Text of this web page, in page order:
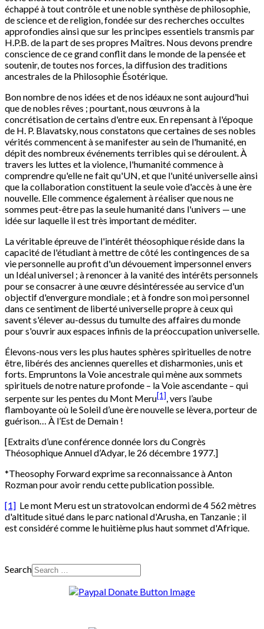
échappé à tout contrôle et une noble synthèse de philosophie,
de science et de religion, fondée sur des recherches occultes
approfondies ainsi que sur les principes essentiels transmis par
H.P.B. de la part de ses propres Maîtres. Nous devons prendre
conscience de ce grand conflit dans le monde de la pensée et
soutenir, de toutes nos forces, la diffusion des traditions
ancestrales de la Philosophie Ésotérique.
Bon nombre de nos idées et de nos idéaux ne sont aujourd'hui
que de nobles rêves ; pourtant, nous œuvrons à la
concrétisation de certains d'entre eux. En repensant à l'époque
de H. P. Blavatsky, nous constatons que certaines de ses nobles
vérités commencent à se manifester au sein de l'humanité, en
dépit des nombreux événements terribles qui se déroulent. À
travers les luttes et la violence, l'humanité commence à
comprendre qu'elle ne fait qu'UN, et que l'unité universelle ainsi
que la collaboration constituent la seule voie d'accès à une ère
nouvelle. Elle commence également à réaliser que nous ne
sommes peut-être pas la seule humanité dans l'univers — une
idée sur laquelle il est très important de méditer.
La véritable épreuve de l'intérêt théosophique réside dans la
capacité de l'étudiant à mettre de côté les contingences de sa
vie personnelle au profit d'un dévouement impersonnel envers
un Idéal universel ; à renoncer à la vanité des intérêts personnels
pour se consacrer à une œuvre désintéressée au service d'un
objectif d'envergure mondiale ; et à fondre son moi personnel
dans ce sentiment de liberté universelle propre à ceux qui
savent s'élever au-dessus du tumulte des affaires du monde
pour s'ouvrir aux espaces infinis de la préoccupation universelle.
Élevons-nous vers les plus hautes sphères spirituelles de notre
être, libérés des anciennes querelles et disharmonies, unis et
forts. Empruntons la Voie ancestrale qui mène aux sommets
spirituels de notre nature profonde – la Voie ascendante – qui
serpente sur les pentes du Mont Meru[1], vers l’aube
flamboyante où le Soleil d’une ère nouvelle se lèvera, porteur de
guérison… À l’Est de Demain !
[Extraits d’une conférence donnée lors du Congrès
Théosophique Annuel d’Adyar, le 26 décembre 1977.]
*Theosophy Forward exprime sa reconnaissance à Anton
Rozman pour avoir rendu cette publication possible.
[1] Le mont Meru est un stratovolcan endormi de 4 562 mètres
d'altitude situé dans le parc national d'Arusha, en Tanzanie ; il
est considéré comme le huitième plus haut sommet d'Afrique.
Search